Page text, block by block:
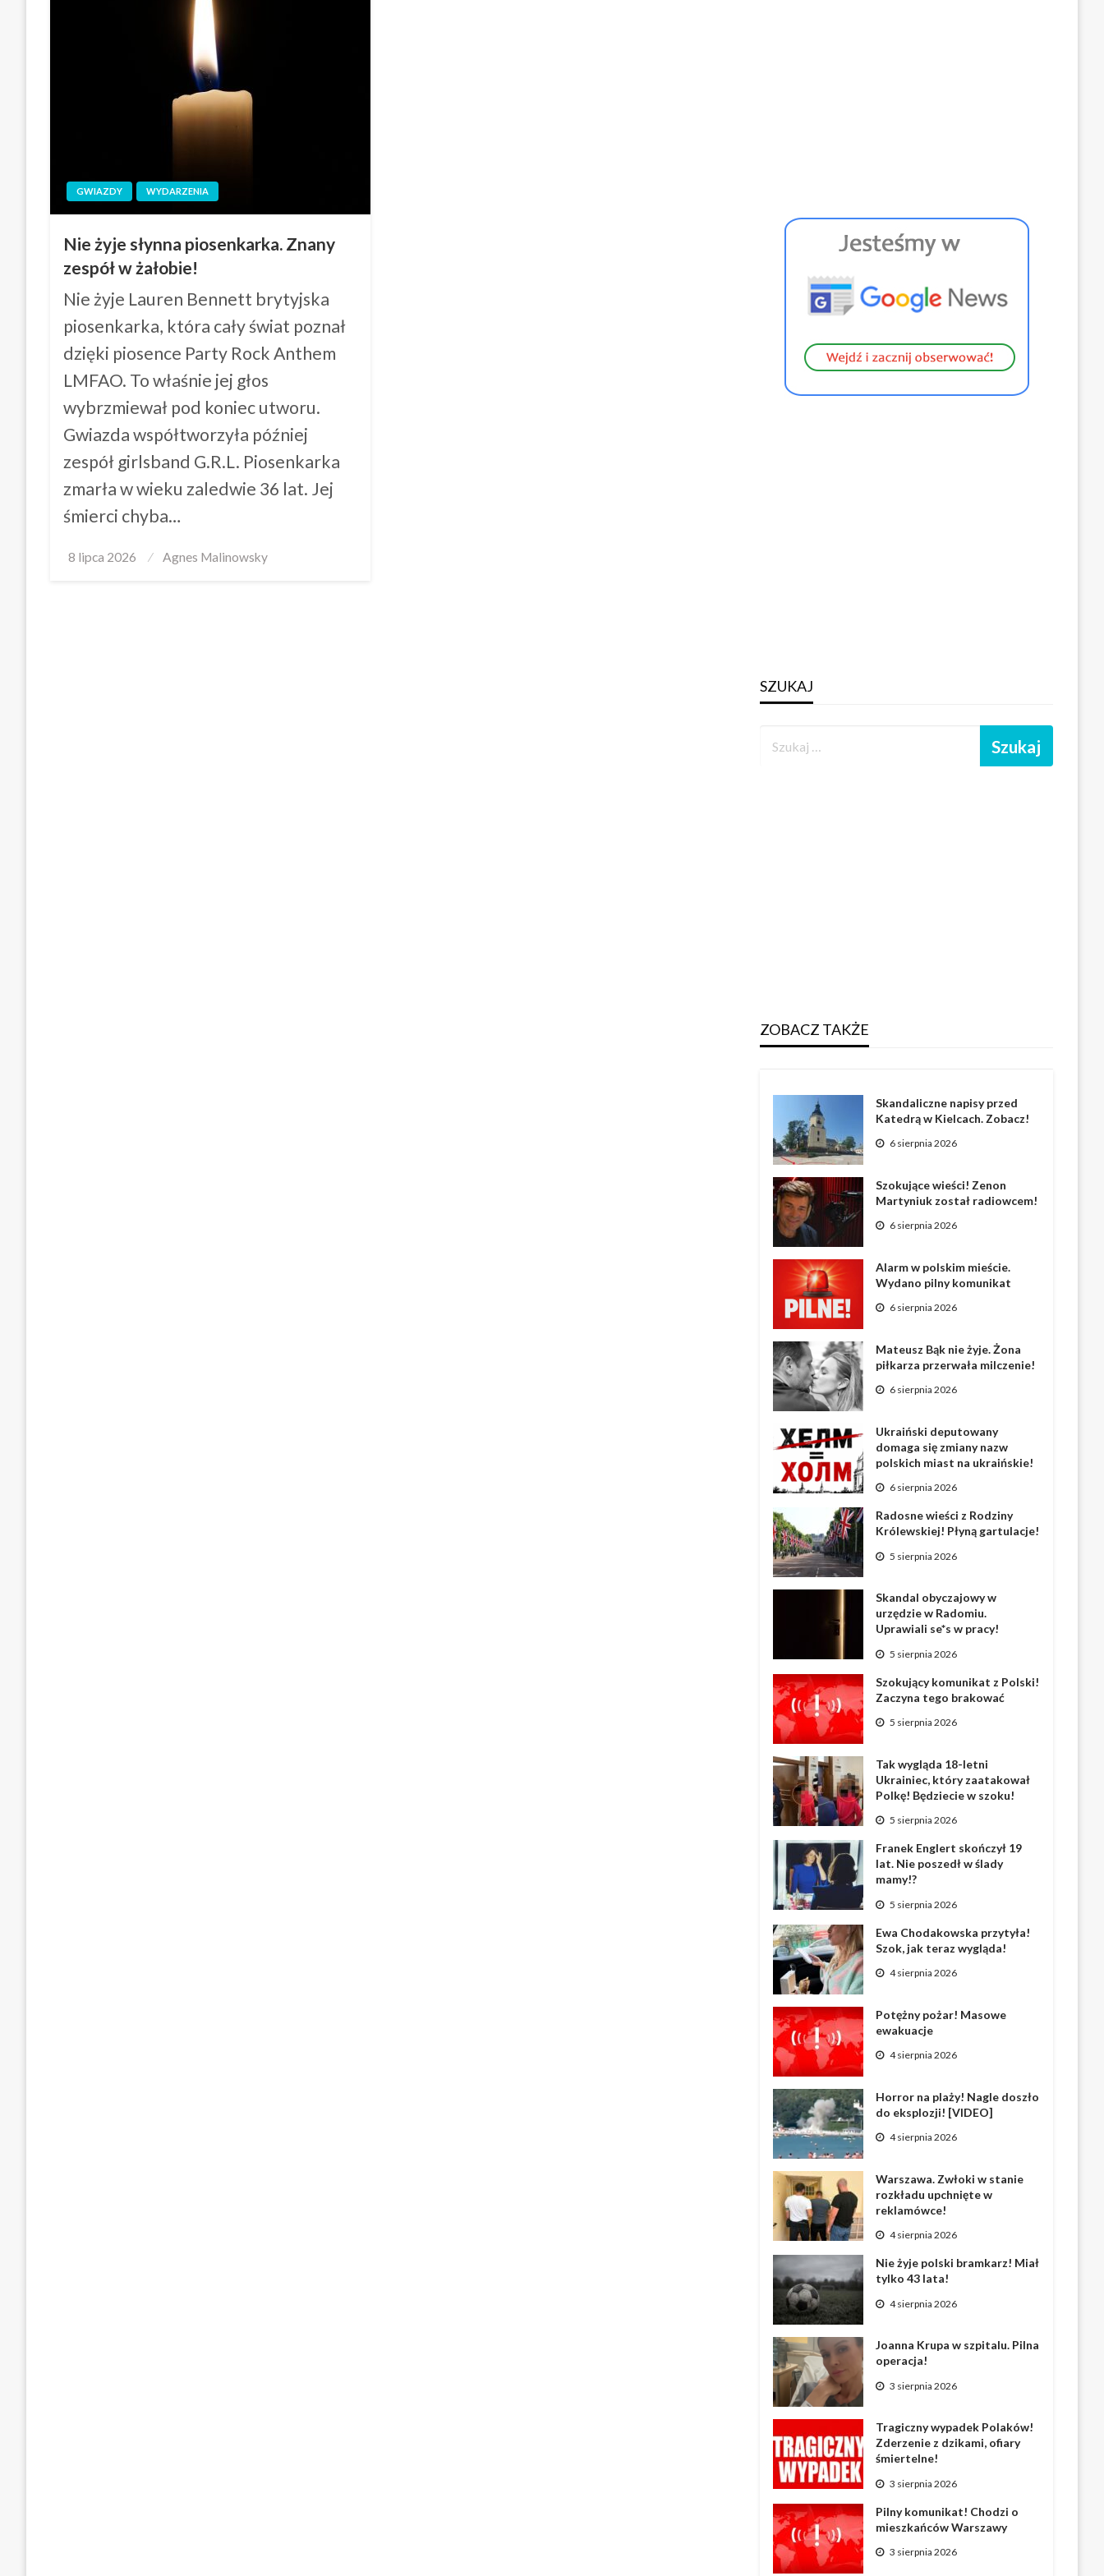
GWIAZDY WYDARZENIA
Nie żyje słynna piosenkarka. Znany
zespół w żałobie!
Nie żyje Lauren Bennett brytyjska
piosenkarka, która cały świat poznał
dzięki piosence Party Rock Anthem
LMFAO. To właśnie jej głos
wybrzmiewał pod koniec utworu.
Gwiazda współtworzyła później
zespół girlsband G.R.L. Piosenkarka
zmarła w wieku zaledwie 36 lat. Jej
śmierci chyba…
Posted
8 lipca 2026 Agnes Malinowsky
SZUKAJ
ZOBACZ TAKŻE
Skandaliczne napisy przed
Katedrą w Kielcach. Zobacz!
6 sierpnia 2026
Szokujące wieści! Zenon
Martyniuk został radiowcem!
6 sierpnia 2026
Alarm w polskim mieście.
Wydano pilny komunikat
6 sierpnia 2026
Mateusz Bąk nie żyje. Żona
piłkarza przerwała milczenie!
6 sierpnia 2026
Ukraiński deputowany
domaga się zmiany nazw
polskich miast na ukraińskie!
6 sierpnia 2026
Radosne wieści z Rodziny
Królewskiej! Płyną gartulacje!
5 sierpnia 2026
Skandal obyczajowy w
urzędzie w Radomiu.
Uprawiali se*s w pracy!
5 sierpnia 2026
Szokujący komunikat z Polski!
Zaczyna tego brakować
5 sierpnia 2026
Tak wygląda 18-letni
Ukrainiec, który zaatakował
Polkę! Będziecie w szoku!
5 sierpnia 2026
Franek Englert skończył 19
lat. Nie poszedł w ślady
mamy!?
5 sierpnia 2026
Ewa Chodakowska przytyła!
Szok, jak teraz wygląda!
4 sierpnia 2026
Potężny pożar! Masowe
ewakuacje
4 sierpnia 2026
Horror na plaży! Nagle doszło
do eksplozji! [VIDEO]
4 sierpnia 2026
Warszawa. Zwłoki w stanie
rozkładu upchnięte w
reklamówce!
4 sierpnia 2026
Nie żyje polski bramkarz! Miał
tylko 43 lata!
4 sierpnia 2026
Joanna Krupa w szpitalu. Pilna
operacja!
3 sierpnia 2026
Tragiczny wypadek Polaków!
Zderzenie z dzikami, ofiary
śmiertelne!
3 sierpnia 2026
Pilny komunikat! Chodzi o
mieszkańców Warszawy
3 sierpnia 2026